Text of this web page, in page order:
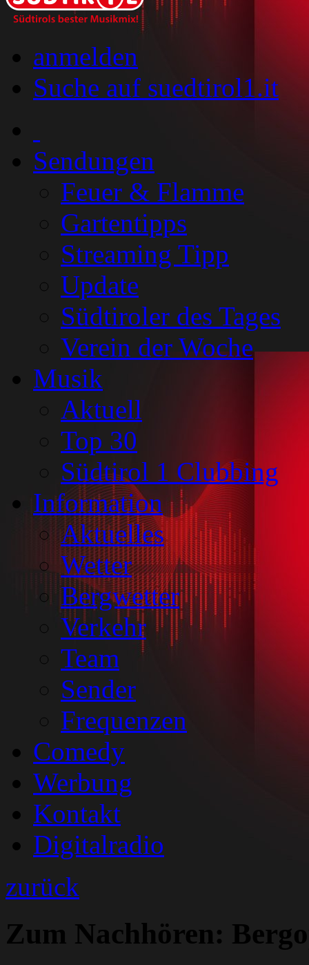
anmelden
Suche auf suedtirol1.it
Sendungen
Feuer & Flamme
Gartentipps
Streaming Tipp
Update
Südtiroler des Tages
Verein der Woche
Musik
Aktuell
Top 30
Südtirol 1 Clubbing
Information
Aktuelles
Wetter
Bergwetter
Verkehr
Team
Sender
Frequenzen
Comedy
Werbung
Kontakt
Digitalradio
zurück
Zum Nachhören: